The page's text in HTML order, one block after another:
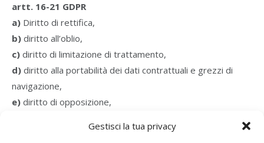
Gestisci la tua privacy
artt. 16-21 GDPR
a) Diritto di rettifica,
b) diritto all’oblio,
c) diritto di limitazione di trattamento,
d) diritto alla portabilità dei dati contrattuali e grezzi di
navigazione,
e) diritto di opposizione,